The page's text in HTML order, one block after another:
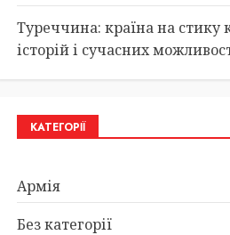
Туреччина: країна на стику
історій і сучасних
КАТЕГОРІЇ
Армія
Без категорії